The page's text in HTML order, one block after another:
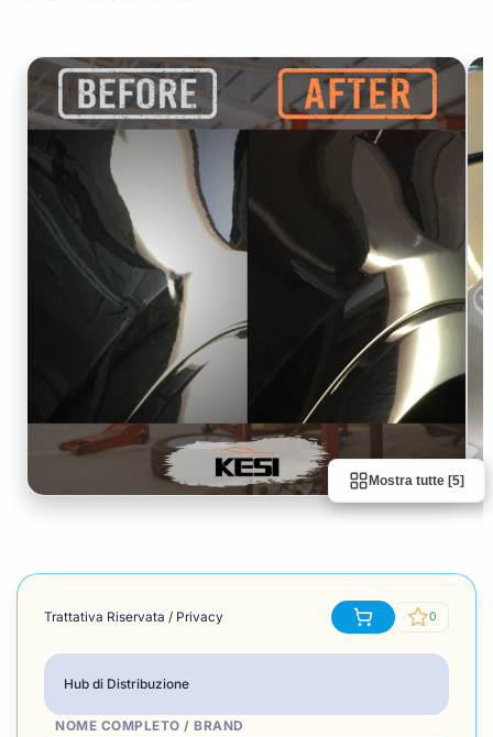
Mostra tutte [5]
Trattativa Riservata / Privacy 0
Hub di Distribuzione
NOME COMPLETO / BRAND